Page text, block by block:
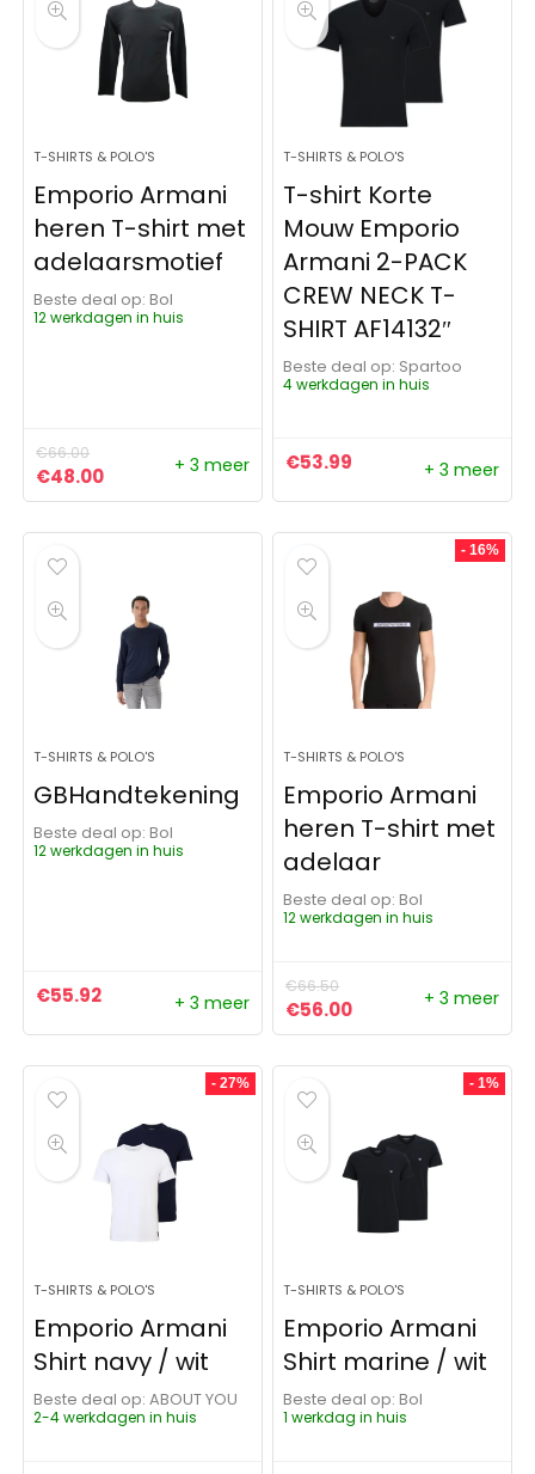
T-SHIRTS & POLO'S
Emporio Armani
heren T-shirt met
adelaarsmotief
Beste deal op:
Bol
12 werkdagen in huis
€66.00
Oorspronkelijke prijs was: €66.00.
€48.00Huidige prijs is: €48.00.
+ 3 meer
T-SHIRTS & POLO'S
T-shirt Korte
Mouw Emporio
Armani 2-PACK
CREW NECK T-
SHIRT AF14132″
Beste deal op:
Spartoo
4 werkdagen in huis
€53.99 + 3 meer
T-SHIRTS & POLO'S
GBHandtekening
Beste deal op:
Bol
12 werkdagen in huis
€55.92 + 3 meer
- 16%
T-SHIRTS & POLO'S
Emporio Armani
heren T-shirt met
adelaar
Beste deal op:
Bol
12 werkdagen in huis
€66.50
Oorspronkelijke prijs
€56.00Huidige prijs is:
+ 3 meer
- 27%
T-SHIRTS & POLO'S
Emporio Armani
Shirt navy / wit
Beste deal op:
ABOUT YOU
2-4 werkdagen in huis
- 1%
T-SHIRTS & POLO'S
Emporio Armani
Shirt marine / wit
Beste deal op:
Bol
1 werkdag in huis